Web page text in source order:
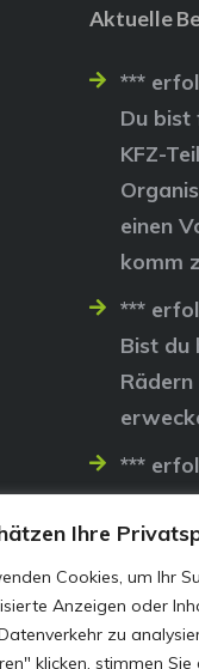
Ihre
Cookies, um Ihr
Anzeigen oder
zu
klicken, stimmen
Aktuelle
***
Du bist
KFZ-
einen
komm
***
Bist du
***
Lass